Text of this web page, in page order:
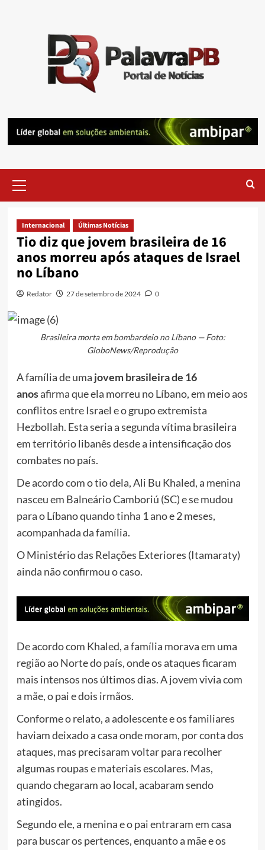
Menu
Internacional Últimas Notícias
Tio diz que jovem brasileira de 16
anos morreu após ataques de Israel
no Líbano
Redator 27 de setembro de 2024 0
Brasileira morta em bombardeio no Líbano — Foto:
GloboNews/Reprodução
A família de uma jovem brasileira de 16
anosafirma que ela morreu no Líbano, em meio aos
conflitos entre Israel e o grupo extremista
Hezbollah. Esta seria a segunda vítima brasileira
em território libanês desde a intensificação dos
combates no país.
De acordo com o tio dela, Ali Bu Khaled, a menina
nasceu em Balneário Camboriú (SC) e se mudou
para o Líbano quando tinha 1 ano e 2 meses,
acompanhada da família.
O Ministério das Relações Exteriores (Itamaraty)
ainda não confirmou o caso.
De acordo com Khaled, a família morava em uma
região ao Norte do país, onde os ataques ficaram
mais intensos nos últimos dias. A jovem vivia com
a mãe, o pai e dois irmãos.
Conforme o relato, a adolescente e os familiares
haviam deixado a casa onde moram, por conta dos
ataques, mas precisaram voltar para recolher
algumas roupas e materiais escolares. Mas,
quando chegaram ao local, acabaram sendo
atingidos.
Segundo ele, a menina e o pai entraram em casa
para buscar os pertences, enquanto a mãe e os